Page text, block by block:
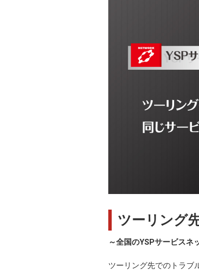
ツーリング
～全国のYSPサービスネ
ツーリング先でのトラブ